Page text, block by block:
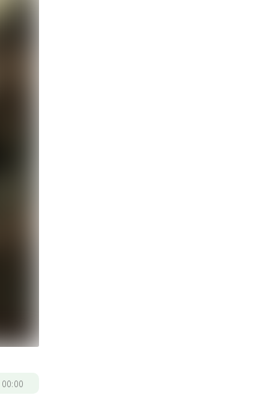
00:00